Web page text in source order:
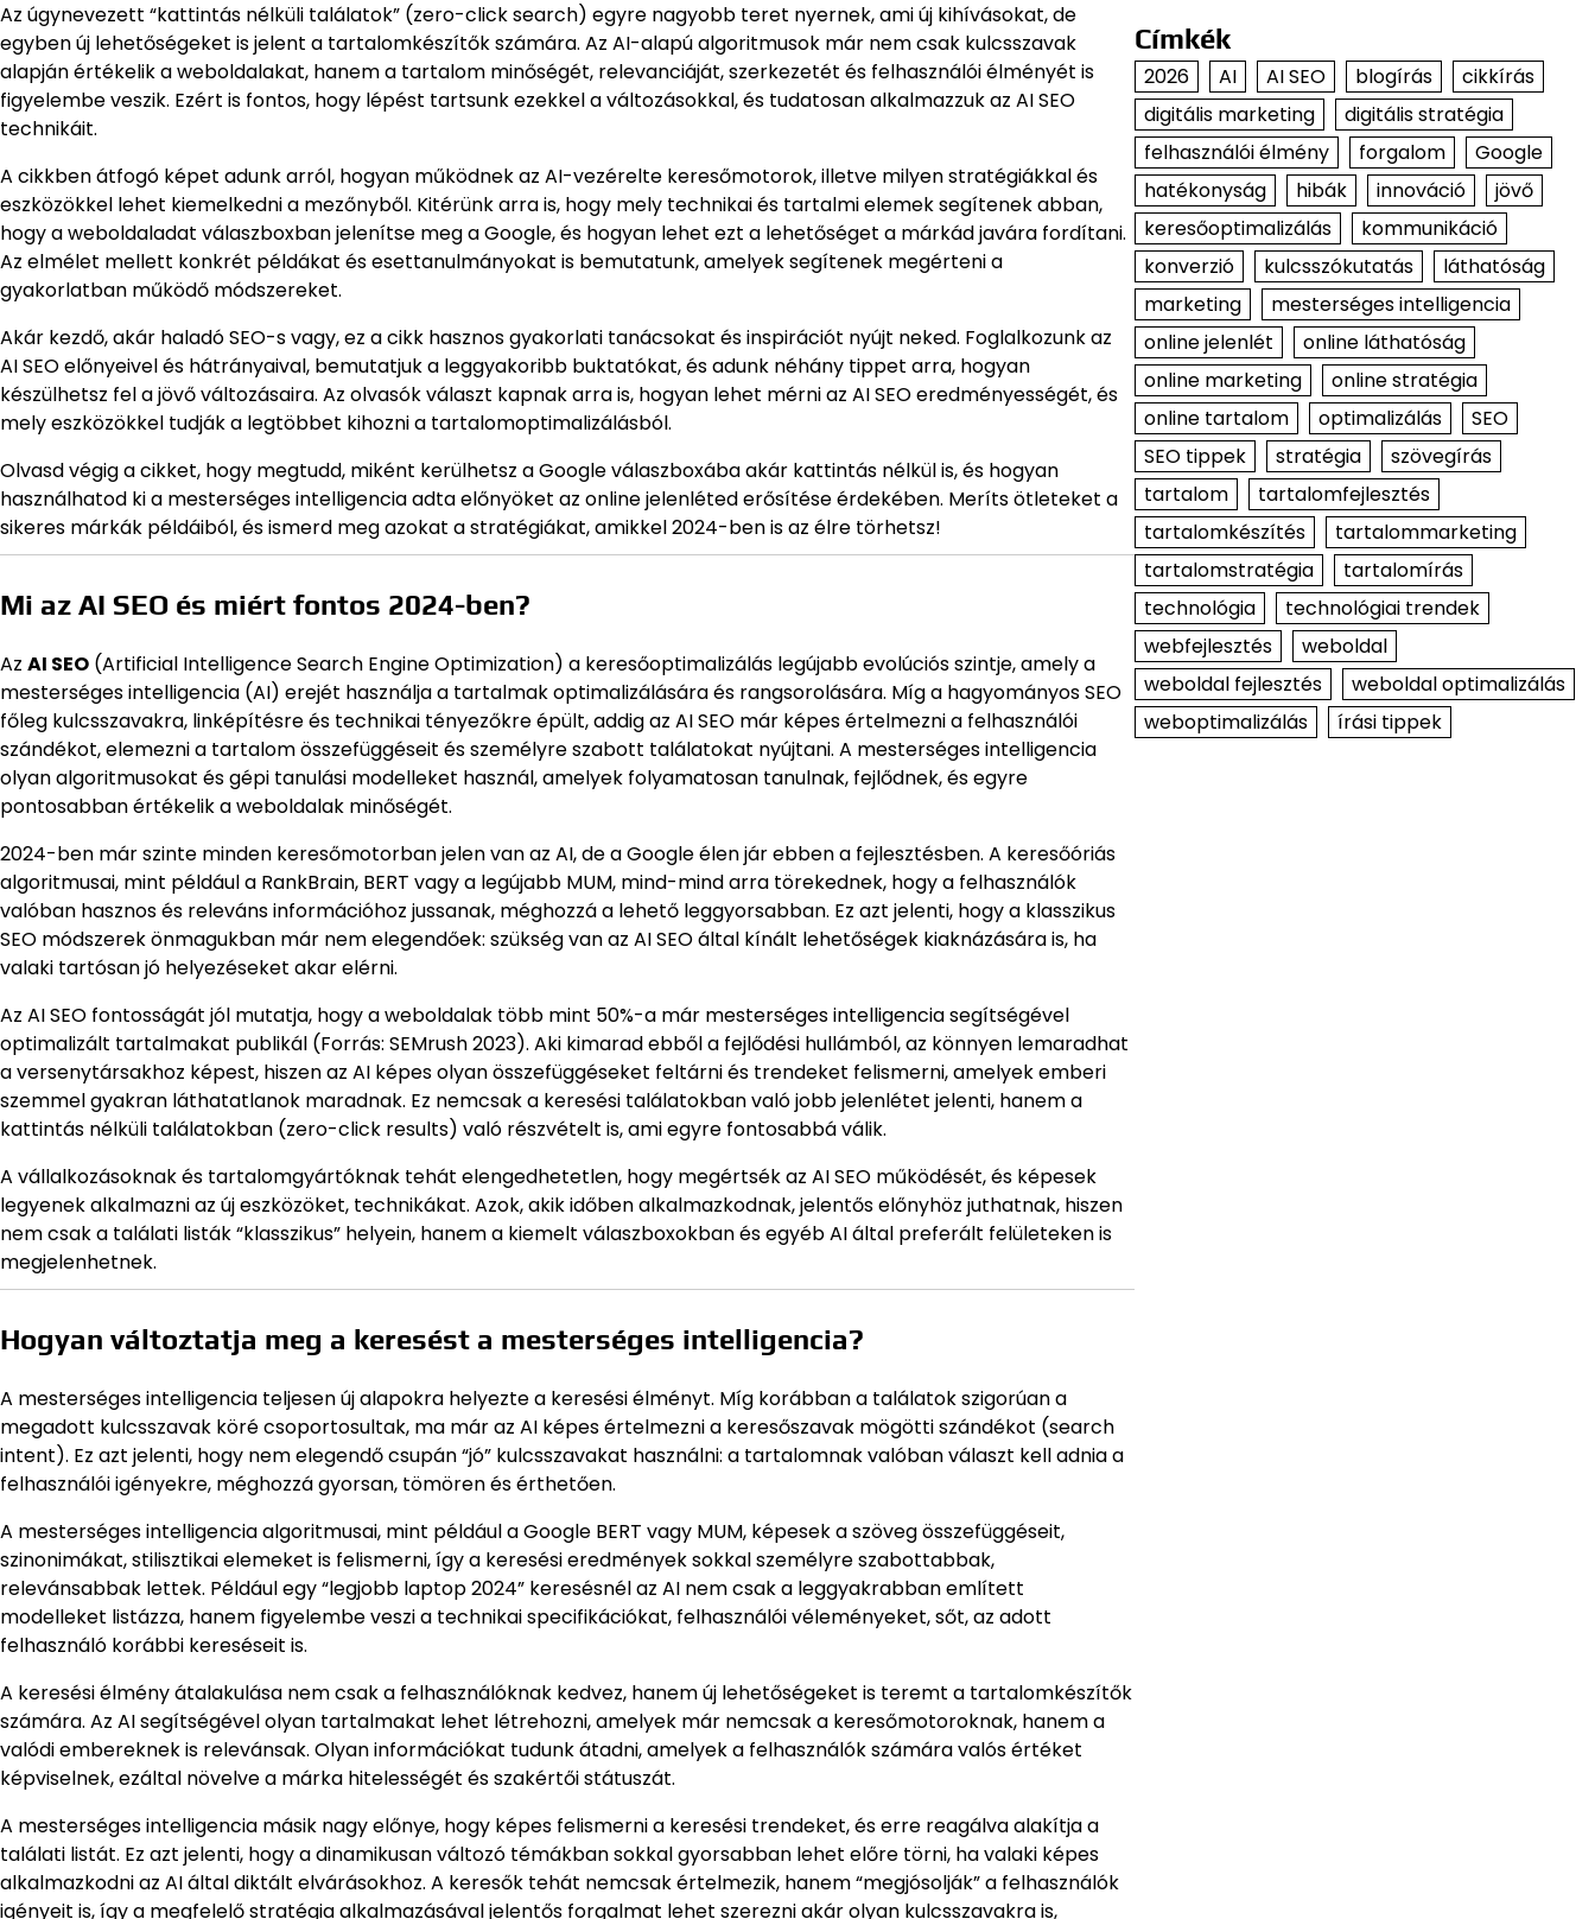
Az úgynevezett “kattintás nélküli találatok” (zero-click search) egyre nagyobb teret nyernek, ami új kihívásokat, de
egyben új lehetőségeket is jelent a tartalomkészítők számára. Az AI-alapú algoritmusok már nem csak kulcsszavak
alapján értékelik a weboldalakat, hanem a tartalom minőségét, relevanciáját, szerkezetét és felhasználói élményét is
figyelembe veszik. Ezért is fontos, hogy lépést tartsunk ezekkel a változásokkal, és tudatosan alkalmazzuk az AI SEO
technikáit.
A cikkben átfogó képet adunk arról, hogyan működnek az AI-vezérelte keresőmotorok, illetve milyen stratégiákkal és
eszközökkel lehet kiemelkedni a mezőnyből. Kitérünk arra is, hogy mely technikai és tartalmi elemek segítenek abban,
hogy a weboldaladat válaszboxban jelenítse meg a Google, és hogyan lehet ezt a lehetőséget a márkád javára fordítani.
Az elmélet mellett konkrét példákat és esettanulmányokat is bemutatunk, amelyek segítenek megérteni a
gyakorlatban működő módszereket.
Akár kezdő, akár haladó SEO-s vagy, ez a cikk hasznos gyakorlati tanácsokat és inspirációt nyújt neked. Foglalkozunk az
AI SEO előnyeivel és hátrányaival, bemutatjuk a leggyakoribb buktatókat, és adunk néhány tippet arra, hogyan
készülhetsz fel a jövő változásaira. Az olvasók választ kapnak arra is, hogyan lehet mérni az AI SEO eredményességét, és
mely eszközökkel tudják a legtöbbet kihozni a tartalomoptimalizálásból.
Olvasd végig a cikket, hogy megtudd, miként kerülhetsz a Google válaszboxába akár kattintás nélkül is, és hogyan
használhatod ki a mesterséges intelligencia adta előnyöket az online jelenléted erősítése érdekében. Meríts ötleteket a
sikeres márkák példáiból, és ismerd meg azokat a stratégiákat, amikkel 2024-ben is az élre törhetsz!
Mi az AI SEO és miért fontos 2024-ben?
Az AI SEO (Artificial Intelligence Search Engine Optimization) a keresőoptimalizálás legújabb evolúciós szintje, amely a
mesterséges intelligencia (AI) erejét használja a tartalmak optimalizálására és rangsorolására. Míg a hagyományos SEO
főleg kulcsszavakra, linképítésre és technikai tényezőkre épült, addig az AI SEO már képes értelmezni a felhasználói
szándékot, elemezni a tartalom összefüggéseit és személyre szabott találatokat nyújtani. A mesterséges intelligencia
olyan algoritmusokat és gépi tanulási modelleket használ, amelyek folyamatosan tanulnak, fejlődnek, és egyre
pontosabban értékelik a weboldalak minőségét.
2024-ben már szinte minden keresőmotorban jelen van az AI, de a Google élen jár ebben a fejlesztésben. A keresőóriás
algoritmusai, mint például a RankBrain, BERT vagy a legújabb MUM, mind-mind arra törekednek, hogy a felhasználók
valóban hasznos és releváns információhoz jussanak, méghozzá a lehető leggyorsabban. Ez azt jelenti, hogy a klasszikus
SEO módszerek önmagukban már nem elegendőek: szükség van az AI SEO által kínált lehetőségek kiaknázására is, ha
valaki tartósan jó helyezéseket akar elérni.
Az AI SEO fontosságát jól mutatja, hogy a weboldalak több mint 50%-a már mesterséges intelligencia segítségével
optimalizált tartalmakat publikál (Forrás: SEMrush 2023). Aki kimarad ebből a fejlődési hullámból, az könnyen lemaradhat
a versenytársakhoz képest, hiszen az AI képes olyan összefüggéseket feltárni és trendeket felismerni, amelyek emberi
szemmel gyakran láthatatlanok maradnak. Ez nemcsak a keresési találatokban való jobb jelenlétet jelenti, hanem a
kattintás nélküli találatokban (zero-click results) való részvételt is, ami egyre fontosabbá válik.
A vállalkozásoknak és tartalomgyártóknak tehát elengedhetetlen, hogy megértsék az AI SEO működését, és képesek
legyenek alkalmazni az új eszközöket, technikákat. Azok, akik időben alkalmazkodnak, jelentős előnyhöz juthatnak, hiszen
nem csak a találati listák “klasszikus” helyein, hanem a kiemelt válaszboxokban és egyéb AI által preferált felületeken is
megjelenhetnek.
Hogyan változtatja meg a keresést a mesterséges intelligencia?
A mesterséges intelligencia teljesen új alapokra helyezte a keresési élményt. Míg korábban a találatok szigorúan a
megadott kulcsszavak köré csoportosultak, ma már az AI képes értelmezni a keresőszavak mögötti szándékot (search
intent). Ez azt jelenti, hogy nem elegendő csupán “jó” kulcsszavakat használni: a tartalomnak valóban választ kell adnia a
felhasználói igényekre, méghozzá gyorsan, tömören és érthetően.
A mesterséges intelligencia algoritmusai, mint például a Google BERT vagy MUM, képesek a szöveg összefüggéseit,
szinonimákat, stilisztikai elemeket is felismerni, így a keresési eredmények sokkal személyre szabottabbak,
relevánsabbak lettek. Például egy “legjobb laptop 2024” keresésnél az AI nem csak a leggyakrabban említett
modelleket listázza, hanem figyelembe veszi a technikai specifikációkat, felhasználói véleményeket, sőt, az adott
felhasználó korábbi kereséseit is.
A keresési élmény átalakulása nem csak a felhasználóknak kedvez, hanem új lehetőségeket is teremt a tartalomkészítők
számára. Az AI segítségével olyan tartalmakat lehet létrehozni, amelyek már nemcsak a keresőmotoroknak, hanem a
valódi embereknek is relevánsak. Olyan információkat tudunk átadni, amelyek a felhasználók számára valós értéket
képviselnek, ezáltal növelve a márka hitelességét és szakértői státuszát.
A mesterséges intelligencia másik nagy előnye, hogy képes felismerni a keresési trendeket, és erre reagálva alakítja a
találati listát. Ez azt jelenti, hogy a dinamikusan változó témákban sokkal gyorsabban lehet előre törni, ha valaki képes
alkalmazkodni az AI által diktált elvárásokhoz. A keresők tehát nemcsak értelmezik, hanem “megjósolják” a felhasználók
igényeit is, így a megfelelő stratégia alkalmazásával jelentős forgalmat lehet szerezni akár olyan kulcsszavakra is,
Címkék
2026 AI AI SEO blogírás
cikkírás
digitális marketing
digitális stratégia
felhasználói élmény
forgalom
Google
hatékonyság
hibák innováció
jövő
keresőoptimalizálás
kommunikáció
konverzió
kulcsszókutatás
láthatóság
marketing
mesterséges intelligencia
online jelenlét
online láthatóság
online marketing
online stratégia
online tartalom
optimalizálás
SEO
SEO tippek
stratégia
szövegírás
tartalom
tartalomfejlesztés
tartalomkészítés
tartalommarketing
tartalomstratégia
tartalomírás
technológia
technológiai trendek
webfejlesztés
weboldal
weboldal fejlesztés
weboldal optimalizálás
weboptimalizálás
írási tippek